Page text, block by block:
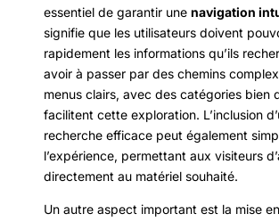
essentiel de garantir une navigation
signifie que les utilisateurs doivent
rapidement les informations qu’ils
avoir à passer par des chemins
menus clairs, avec des catégories bien
facilitent cette exploration. L’inclusion
recherche efficace peut également
l’expérience, permettant aux visiteurs
directement au matériel souhaité.
Un autre aspect important est la mise